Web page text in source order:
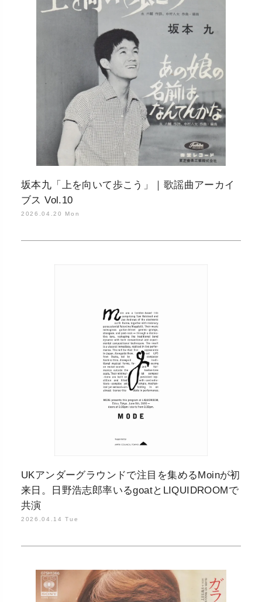
坂本九「上を向いて歩こう」｜歌謡曲アーカイ
ブス Vol.10
2026.04.20 Mon
UKアンダーグラウンドで注目を集めるMoinが初
来日。日野浩志郎率いるgoatとLIQUIDROOMで
共演
2026.04.14 Tue